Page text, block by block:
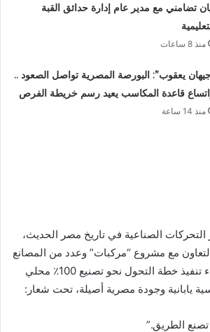
تضامني مع مدير عام إدارة حدائق القبة
منذ 8 ساعات
يعقوب”: البورصة المصرية تواصل الصعود ..
قاعدة المكاسب يعيد رسم خريطة الفرص
منذ 14 ساعة
الصناعية في تاريخ مصر الحديث،
مع مشروع “مركبات” وعدد من المصانع
الوطنية الكبرى عن بدء تنفيذ خطة التحول نحو تصنيع 100٪ محلي
يابانية وجودة مصرية أصيلة، تحت شعار:
الطريق.”